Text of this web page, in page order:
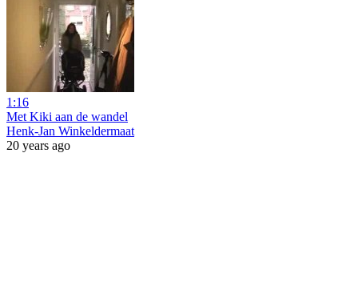
1:16
Met Kiki aan de wandel
Henk-Jan Winkeldermaat
20 years ago